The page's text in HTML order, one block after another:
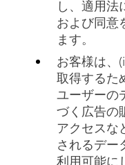
し、適用法
および同意
ます。
お客様は、
取得するた
ユーザーの
づく広告の
アクセスな
されるデー
利用可能に